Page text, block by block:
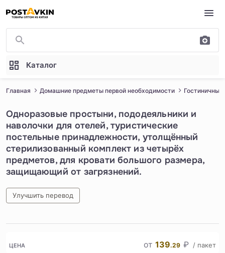
Перейти к основному содержимому
Каталог
Главная Домашние предметы первой необходимости
Одноразовые простыни, пододеяльники и
наволочки для отелей, туристические
постельные принадлежности, утолщённый
стерилизованный комплект из четырёх
предметов, для кровати большого размера,
защищающий от загрязнений.
Улучшить перевод
ЦЕНА от 139.29 ₽ / пакет